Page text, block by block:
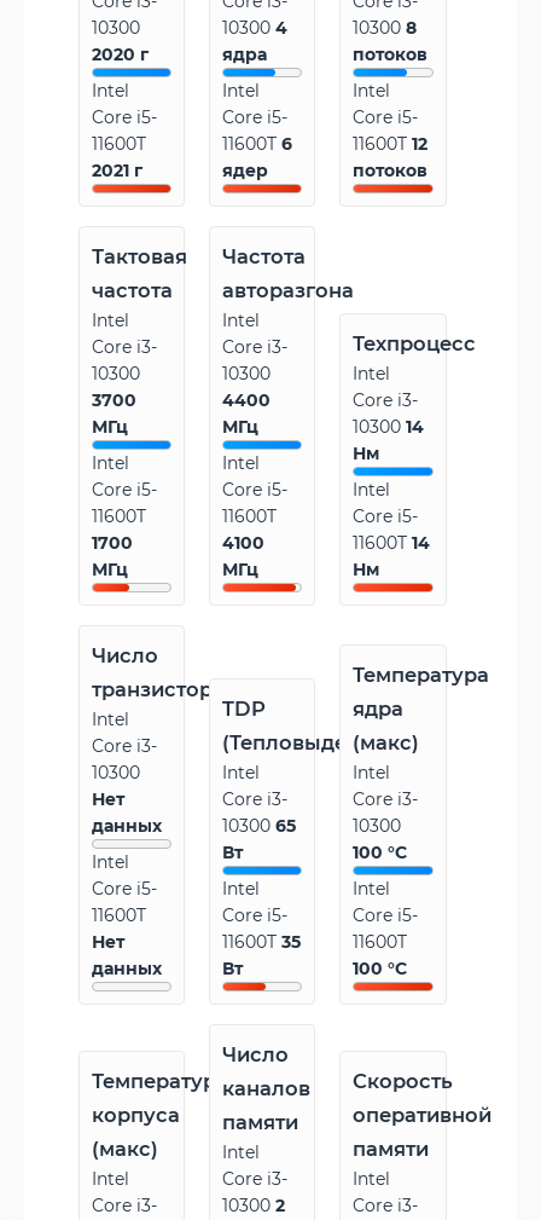
10300
2020 г
Intel
Core i5-
11600T
2021 г
103004
ядра
Intel
Core i5-
11600T6
ядер
103008
потоков
Intel
Core i5-
11600T12
потоков
Тактовая
частота
Intel
Core i3-
10300
3700
МГц
Intel
Core i5-
11600T
1700
МГц
Частота
авторазгона
Intel
Core i3-
10300
4400
МГц
Intel
Core i5-
11600T
4100
МГц
Техпроцесс
Intel
Core i3-
1030014
Нм
Intel
Core i5-
11600T14
Нм
Число
транзисторов
Intel
Core i3-
10300
Нет
данных
Intel
Core i5-
11600T
Нет
данных
TDP
(Тепловыделение)
Intel
Core i3-
1030065
Вт
Intel
Core i5-
11600T35
Вт
Температура
ядра
(макс)
Intel
Core i3-
10300
100 °C
Intel
Core i5-
11600T
100 °C
Температура
корпуса
(макс)
Intel
Core i3-
Число
каналов
памяти
Intel
Core i3-
103002
Скорость
оперативной
памяти
Intel
Core i3-